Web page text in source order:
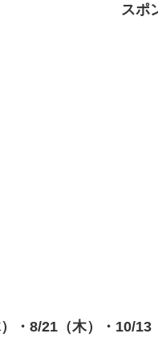
スポ
・8/21（木）・10/